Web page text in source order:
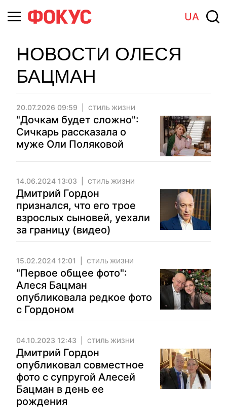
UA
НОВОСТИ ОЛЕСЯ
БАЦМАН
20.07.2026 09:59 СТИЛЬ ЖИЗНИ
"Дочкам будет сложно":
Сичкарь рассказала о
муже Оли Поляковой
14.06.2024 13:03 СТИЛЬ ЖИЗНИ
Дмитрий Гордон
признался, что его трое
взрослых сыновей, уехали
за границу (видео)
15.02.2024 12:01 СТИЛЬ ЖИЗНИ
"Первое общее фото":
Алеся Бацман
опубликовала редкое фото
с Гордоном
04.10.2023 12:43 СТИЛЬ ЖИЗНИ
Дмитрий Гордон
опубликовал совместное
фото с супругой Алесей
Бацман в день ее
рождения